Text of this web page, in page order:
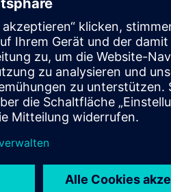
die Wissenslücke technologisch